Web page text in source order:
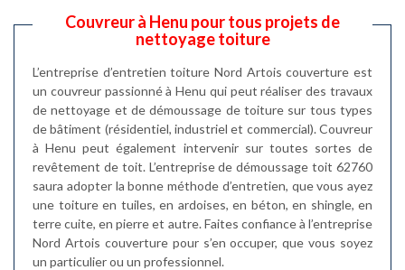
Couvreur à Henu pour tous projets de
nettoyage toiture
L’entreprise d’entretien toiture Nord Artois couverture est
un couvreur passionné à Henu qui peut réaliser des travaux
de nettoyage et de démoussage de toiture sur tous types
de bâtiment (résidentiel, industriel et commercial). Couvreur
à Henu peut également intervenir sur toutes sortes de
revêtement de toit. L’entreprise de démoussage toit 62760
saura adopter la bonne méthode d’entretien, que vous ayez
une toiture en tuiles, en ardoises, en béton, en shingle, en
terre cuite, en pierre et autre. Faites confiance à l’entreprise
Nord Artois couverture pour s’en occuper, que vous soyez
un particulier ou un professionnel.